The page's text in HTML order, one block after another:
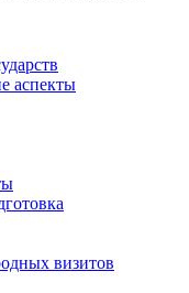
аспекты
визитов